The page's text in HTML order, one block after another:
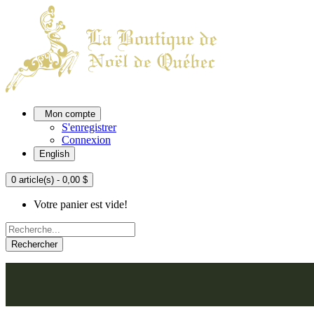
Mon compte
S'enregistrer
Connexion
English
0 article(s) - 0,00 $
Votre panier est vide!
Rechercher